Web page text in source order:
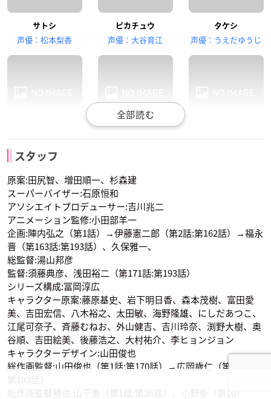
三木眞一郎
コジロウ
犬山イヌコ
ニャース
古島清孝
シンジ
ナオシ
三戸耕三
コウヘイ ジュン
山口由里子
ジョーイ ジュンサー オーキド博士
サトシ
声優：松本梨香
ピカチュウ
声優：大谷育江
タケシ
声優：うえだゆうじ
声優：豊口めぐみ
コジロウ
声優：三木眞一郎 声優：犬山イヌコ
ナオシ
声優：中井和哉 声優：早水リサ 声優：三田ゆう子
スタッフ
原案:田尻智、増田順一、杉森建
スーパーバイザー:石原恒和
アソシエイトプロデューサー:吉川兆二
アニメーション監修:小田部羊一
企画:陣内弘之（第1話）→伊藤憲二郎（第2話:第162話）→福永
晋（第163話:第193話）、久保雅一、
総監督:湯山邦彦
監督:須藤典彦、浅田裕二（第171話:第193話）
シリーズ構成:冨岡淳広
キャラクター原案:藤原基史、岩下明日香、森本茂樹、富田愛
美、吉田宏信、八木裕之、太田敏、海野隆雄、にしだあつこ、
江尾可奈子、斉藤むねお、外山健吉、吉川玲奈、渕野大樹、奥
谷順、吉田絵美、後藤浩之、大村祐介、李ヒョンジョン
キャラクターデザイン:山田俊也
総作画監督:山田俊也（第1話:第170話）→広岡歳仁（第171話:
第193話）
総作画監督補佐:山下恵（第1話:第36話）、小野歩（第107